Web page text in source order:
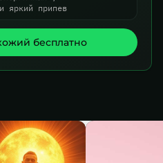
яркий припев
бесплатно